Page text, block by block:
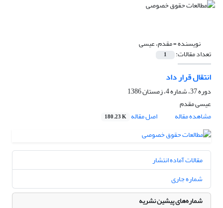
نویسنده =مقدم، عیسی
تعداد مقالات: 1
انتقال قرار داد
دوره 37، شماره 4، زمستان 1386
عیسی مقدم
مشاهده مقاله
اصل مقاله 180.23 K
مقالات آماده انتشار
شماره جاری
شماره‌های پیشین نشریه